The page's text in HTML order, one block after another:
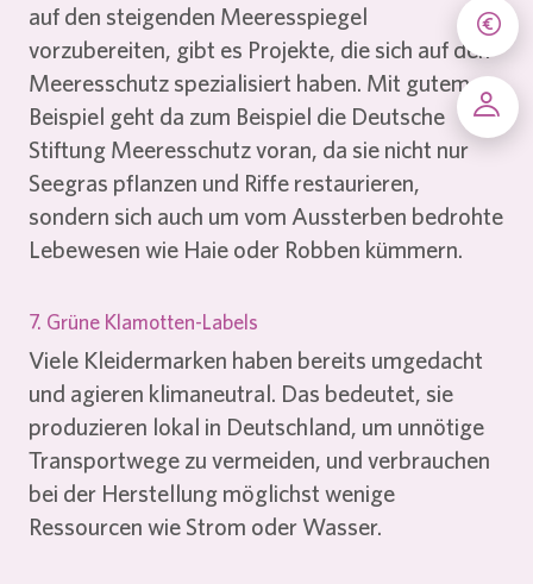
auf den steigenden Meeresspiegel
vorzubereiten, gibt es Projekte, die sich auf den
Meeresschutz spezialisiert haben. Mit gutem
Beispiel geht da zum Beispiel die Deutsche
Stiftung Meeresschutzvoran, da sie nicht nur
Seegras pflanzen und Riffe restaurieren,
sondern sich auch um vom Aussterben bedrohte
Lebewesen wie Haie oder Robben kümmern.
7. Grüne Klamotten-Labels
Viele Kleidermarken haben bereits umgedacht
und agieren klimaneutral. Das bedeutet, sie
produzieren lokal in Deutschland, um unnötige
Transportwege zu vermeiden, und verbrauchen
bei der Herstellung möglichst wenige
Ressourcen wie Strom oder Wasser.